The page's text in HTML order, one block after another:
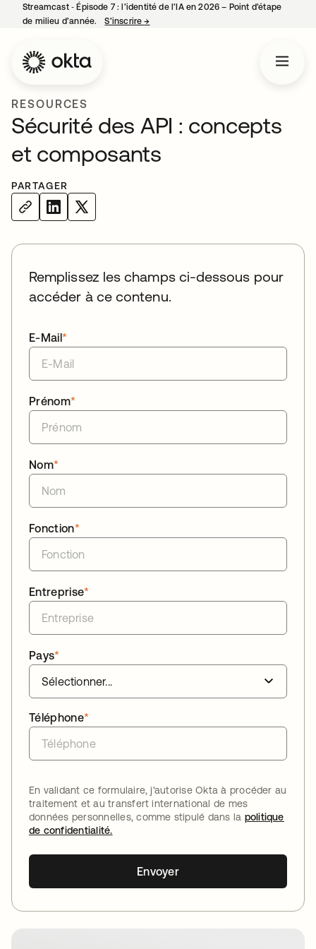
Streamcast ‑ Épisode 7 : l’identité de l’IA en 2026 – Point d’étape
de milieu d’année.
S’inscrire→
RESOURCES
Sécurité des API : concepts
et composants
PARTAGER
Remplissez les champs ci-dessous pour
accéder à ce contenu.
*
E-Mail
*
Prénom
*
Nom
*
Fonction
*
Entreprise
*
Pays
*
Téléphone
En validant ce formulaire, j'autorise Okta à procéder au
traitement et au transfert international de mes
données personnelles, comme stipulé dans la politique
de confidentialité.
Envoyer